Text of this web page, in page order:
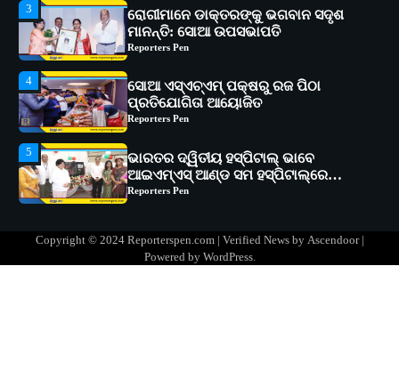
4
ସୋଆ ଏସ୍‌ଏଚ୍‌ଏମ୍ ପକ୍ଷରୁ ରଜ ପିଠା
ପ୍ରତିଯୋଗିତା ଆୟୋଜିତ
Reporters Pen
5
ଭାରତର ଦ୍ୱିତୀୟ ହସ୍ପିଟାଲ୍ ଭାବେ
ଆଇଏମ୍‌ଏସ୍ ଆଣ୍ଡ ସମ ହସ୍ପିଟାଲ୍‌ରେ
ଅତ୍ୟାଧୁନିକ ଡିଜିସ୍କାନର ସ୍ଥାପନ
Reporters Pen
1
ସୋଆ ପକ୍ଷରୁ ରାୱେ କାର୍ଯ୍ୟକ୍ରମ ଅଧୀନରେ
୧୧ଟି ଗ୍ରାମରେ ୧୬ଟି କୃଷକ ପ୍ରଶିକ୍ଷଣ
କାର୍ଯ୍ୟକ୍ରମ ଆୟୋଜିତ
Reporters Pen
ସୋଆର ୨୦ତମ ପ୍ରତିଷ୍ଠା ଦିବସରେ
ବିଶ୍ୱବିଦ୍ୟାଳୟର ସଫଳତା, ଉତ୍କର୍ଷତା ଓ
ଅଗ୍ରଗତିର ସ୍ମୃତିଚାରଣ
Reporters Pen
Copyright © 2024 Reporterspen.com | Verified News by Ascendoor|
Powered by WordPress.